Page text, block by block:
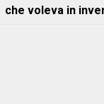
che voleva in